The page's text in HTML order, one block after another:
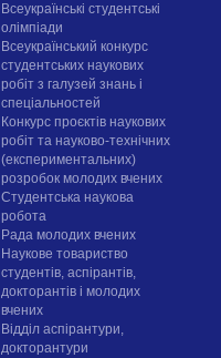
Всеукраїнські студентські
олімпіади
Всеукраїнський конкурс
студентських наукових
робіт з галузей знань і
спеціальностей
Конкурс проєктів наукових
робіт та науково-технічних
(експериментальних)
розробок молодих вчених
Студентська наукова
робота
Рада молодих вчених
Наукове товариство
студентів, аспірантів,
докторантів і молодих
вчених
Відділ аспірантури,
докторантури